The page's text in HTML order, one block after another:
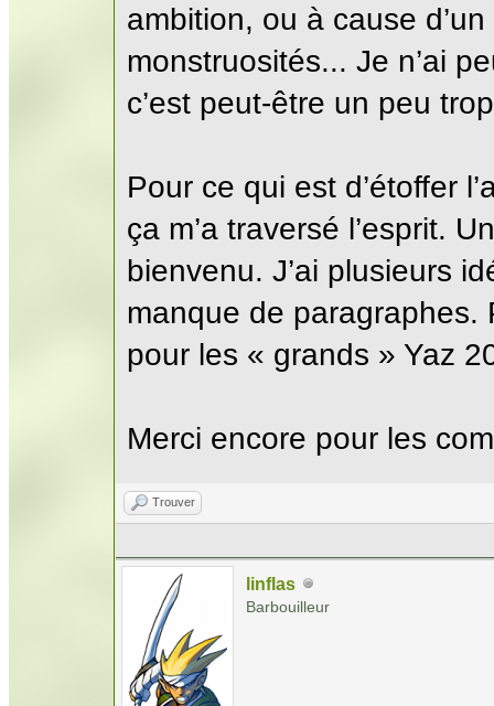
ambition, ou à cause
monstruosités... Je n’ai
c’est peut-être un peu
Pour ce qui est d’étoffer
ça m’a traversé l’esprit.
bienvenu. J’ai plusieurs
manque de paragraphes.
pour les « grands » Yaz
Merci encore pour les
Trouver
linflas
Barbouilleur